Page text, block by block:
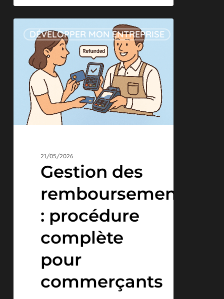
des
remboursements
procédure
complète
pour
commerçants
DÉVELOPPER MON ENTREPRISE
21/05/2026
Gestion des
remboursements
: procédure
complète
pour
commerçants